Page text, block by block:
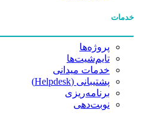
خدمات
پروژه‌ها
تایم‌شیت‌ها
خدمات میدانی
پشتیبانی (Helpdesk)
برنامه‌ریزی
نوبت‌دهی